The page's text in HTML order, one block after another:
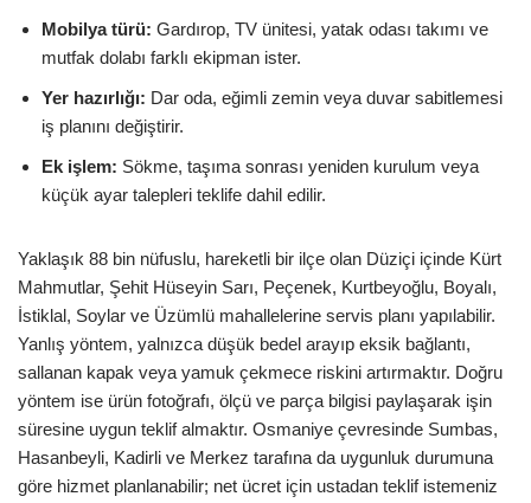
Mobilya türü: Gardırop, TV ünitesi, yatak odası takımı ve
mutfak dolabı farklı ekipman ister.
Yer hazırlığı: Dar oda, eğimli zemin veya duvar sabitlemesi
iş planını değiştirir.
Ek işlem: Sökme, taşıma sonrası yeniden kurulum veya
küçük ayar talepleri teklife dahil edilir.
Yaklaşık 88 bin nüfuslu, hareketli bir ilçe olan Düziçi içinde Kürt
Mahmutlar, Şehit Hüseyin Sarı, Peçenek, Kurtbeyoğlu, Boyalı,
İstiklal, Soylar ve Üzümlü mahallelerine servis planı yapılabilir.
Yanlış yöntem, yalnızca düşük bedel arayıp eksik bağlantı,
sallanan kapak veya yamuk çekmece riskini artırmaktır. Doğru
yöntem ise ürün fotoğrafı, ölçü ve parça bilgisi paylaşarak işin
süresine uygun teklif almaktır. Osmaniye çevresinde Sumbas,
Hasanbeyli, Kadirli ve Merkez tarafına da uygunluk durumuna
göre hizmet planlanabilir; net ücret için ustadan teklif istemeniz